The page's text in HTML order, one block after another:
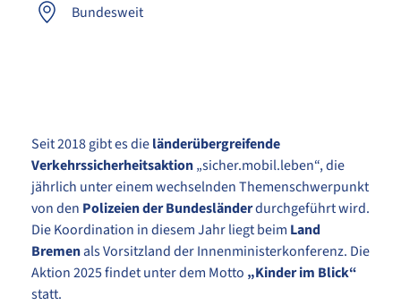
Bundesweit
Seit 2018 gibt es dieländerübergreifende
Verkehrssicherheitsaktion„sicher.mobil.leben“, die
jährlich unter einem wechselnden Themenschwerpunkt
von den Polizeien der Bundesländerdurchgeführt wird.
Die Koordination in diesem Jahr liegt beim Land
Bremenals Vorsitzland der Innenministerkonferenz. Die
Aktion 2025 findet unter dem Motto „Kinder im Blick“
statt.